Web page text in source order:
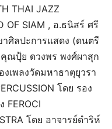
THAI JAZZ
OF SIAM , อ.ธนิสร์ ศรี
ศิลปะการแสดง (ดนตรี
ณปุ้ย ดวงพร พงศ์ผาสุก
เพลงวัดมหาธาตุยุวรา
โดย รอง
FEROCI
โดย อาจารย์ดำริห์